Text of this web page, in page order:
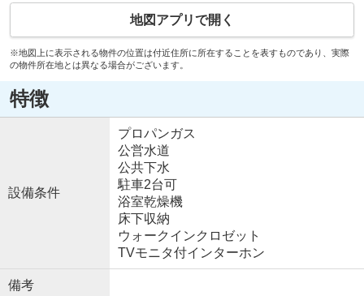
地図アプリで開く
※地図上に表示される物件の位置は付近住所に所在することを表すものであり、実際
の物件所在地とは異なる場合がございます。
特徴
設備条件
プロパンガス
公営水道
公共下水
駐車2台可
浴室乾燥機
床下収納
ウォークインクロゼット
TVモニタ付インターホン
備考